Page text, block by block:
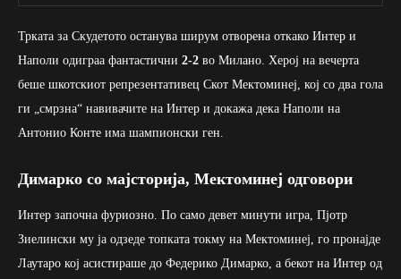
Трката за Скудетото останува ширум отворена откако Интер и
Наполи одиграа фантастични 2-2 во Милано. Херој на вечерта
беше шкотскиот репрезентативец Скот Мектоминеј, кој со два гола
ги „смрзна“ навивачите на Интер и докажа дека Наполи на
Антонио Конте има шампионски ген.
Димарко со мајсторија, Мектоминеј одговори
Интер започна фуриозно. По само девет минути игра, Пјотр
Зиелински му ја одзеде топката токму на Мектоминеј, го пронајде
Лаутаро кој асистираше до Федерико Димарко, а бекот на Интер од